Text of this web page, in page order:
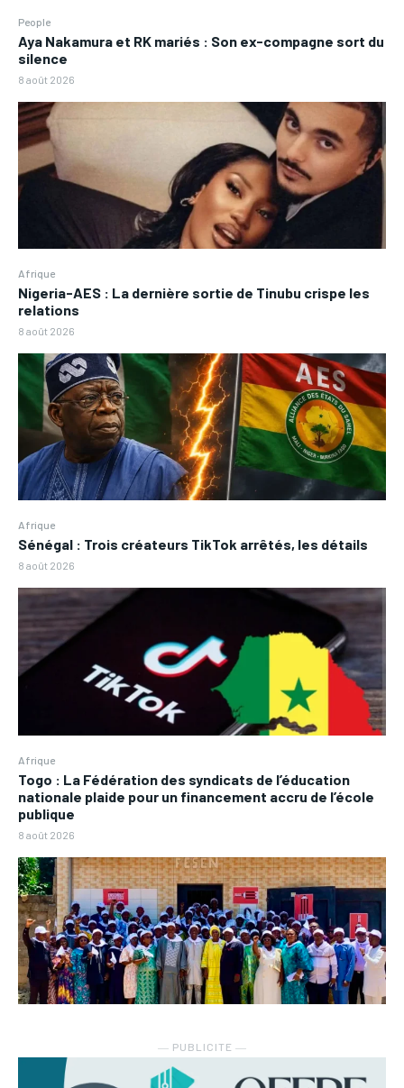
People
Aya Nakamura et RK mariés : Son ex-compagne sort du
silence
8 août 2026
Afrique
Nigeria-AES : La dernière sortie de Tinubu crispe les
relations
8 août 2026
Afrique
Sénégal : Trois créateurs TikTok arrêtés, les détails
8 août 2026
Afrique
Togo : La Fédération des syndicats de l’éducation
nationale plaide pour un financement accru de l’école
publique
8 août 2026
― PUBLICITE ―